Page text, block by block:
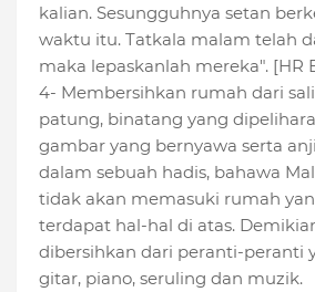
kalian. Sesungguhnya setan
waktu itu. Tatkala malam telah
maka lepaskanlah mereka". [HR
4- Membersihkan rumah dari
patung, binatang yang
gambar yang bernyawa serta
dalam sebuah hadis, bahawa
tidak akan memasuki rumah
terdapat hal-hal di atas.
dibersihkan dari peranti-peranti
gitar, piano, seruling dan muzik.